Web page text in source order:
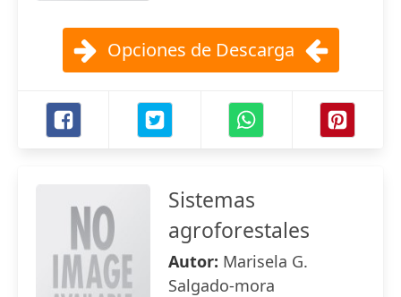
Opciones de Descarga
Sistemas
agroforestales
Autor: Marisela G.
Salgado-mora